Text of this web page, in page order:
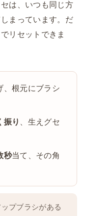
は、いつも同じ方
まっています。だ
リセットできま
、根元にブラシ
振り
、生えグセ
秒当て、その角
プブラシがある